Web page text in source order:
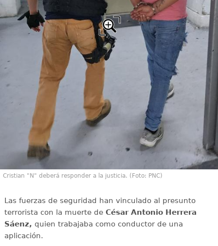
Cristian "N" deberá responder a la justicia. (Foto: PNC)
Las fuerzas de seguridad han vinculado al presunto
terrorista con la muerte de César Antonio Herrera
Sáenz, quien trabajaba como conductor de una
aplicación.